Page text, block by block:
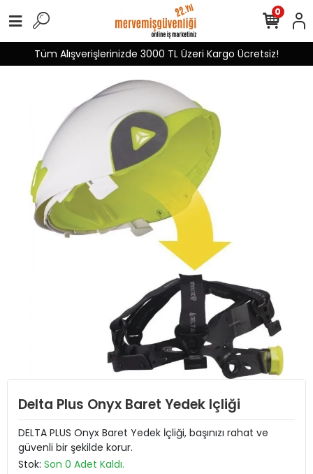
Tüm Alışverişlerinizde 3000 TL Üzeri Kargo Ücretsiz!
0
Delta Plus Onyx Baret Yedek Içliği
DELTA PLUS Onyx Baret Yedek İçliği, başınızı rahat ve
güvenli bir şekilde korur.
Stok: Son 0 Adet Kaldı.